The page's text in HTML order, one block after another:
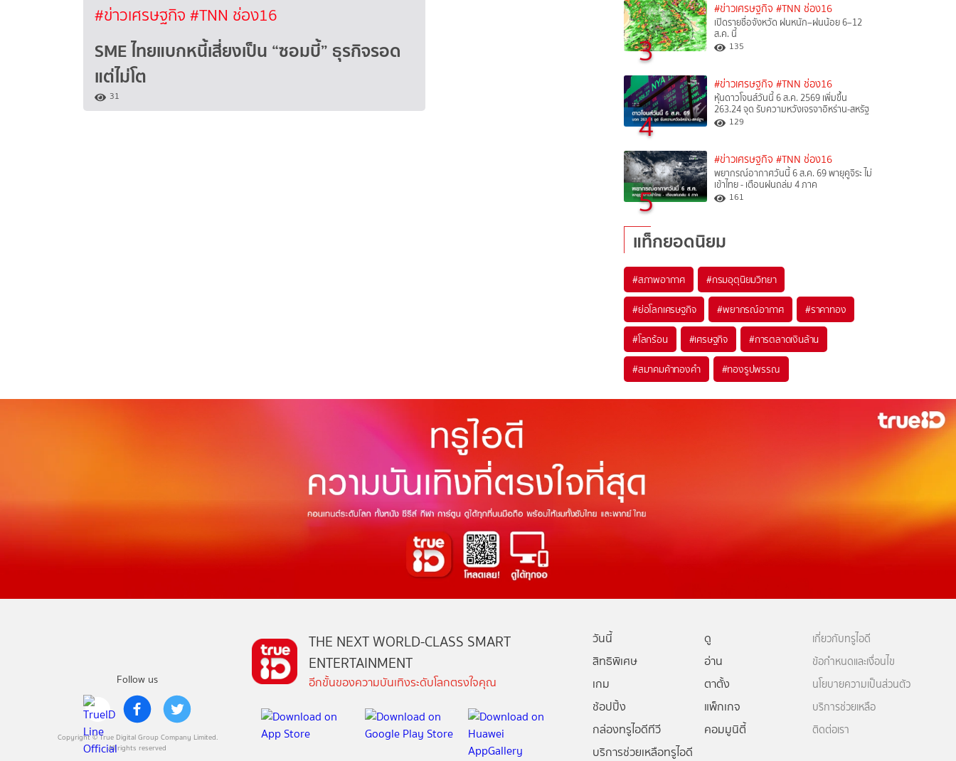
#ข่าวเศรษฐกิจ #TNN ช่อง16
SME ไทยแบกหนี้เสี่ยงเป็น “ซอมบี้” ธุรกิจรอด
แต่ไม่โต
31
3
#ข่าวเศรษฐกิจ #TNN ช่อง16
เปิดรายชื่อจังหวัด ฝนหนัก–ฝนน้อย 6–12
ส.ค. นี้
135
4
#ข่าวเศรษฐกิจ #TNN ช่อง16
หุ้นดาวโจนส์วันนี้ 6 ส.ค. 2569 เพิ่มขึ้น
263.24 จุด รับความหวังเจรจาอิหร่าน-สหรัฐ
129
5
#ข่าวเศรษฐกิจ #TNN ช่อง16
พยากรณ์อากาศวันนี้ 6 ส.ค. 69 พายุคูจิระ ไม่
เข้าไทย - เตือนฝนถล่ม 4 ภาค
161
แท็กยอดนิยม
#สภาพอากาศ #กรมอุตุนิยมวิทยา
#ย่อโลกเศรษฐกิจ #พยากรณ์อากาศ #ราคาทอง
#โลกร้อน #เศรษฐกิจ #การตลาดเงินล้าน
#สมาคมค้าทองคำ #ทองรูปพรรณ
Follow us
Copyright © True Digital Group Company Limited.
All rights reserved
THE NEXT WORLD-CLASS SMART
ENTERTAINMENT
อีกขั้นของความบันเทิงระดับโลกตรงใจคุณ
วันนี้
ดู
สิทธิพิเศษ
อ่าน
เกม
ตาตั้ง
ช้อปปิ้ง
แพ็กเกจ
กล่องทรูไอดีทีวี
คอมมูนิตี้
บริการช่วยเหลือทรูไอดี
เกี่ยวกับทรูไอดี
ข้อกำหนดและเงื่อนไข
นโยบายความเป็นส่วนตัว
บริการช่วยเหลือ
ติดต่อเรา